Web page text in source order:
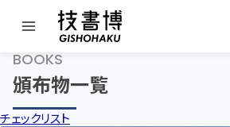
BOOKS
頒布物一覧
チェックリスト